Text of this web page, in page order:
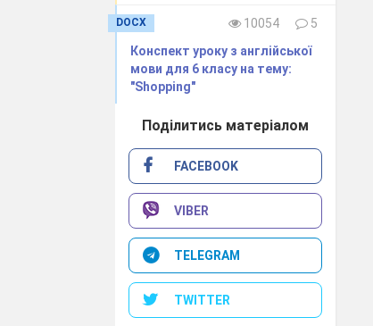
DOCX 10054
5
Конспект уроку з англійської
мови для 6 класу на тему:
"Shopping"
Поділитись матеріалом
FACEBOOK
VIBER
TELEGRAM
TWITTER